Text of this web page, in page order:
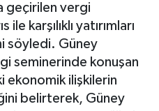
geçirilen vergi
ile karşılıklı yatırımları
söyledi. Güney
seminerinde konuşan
ekonomik ilişkilerin
belirterek, Güney